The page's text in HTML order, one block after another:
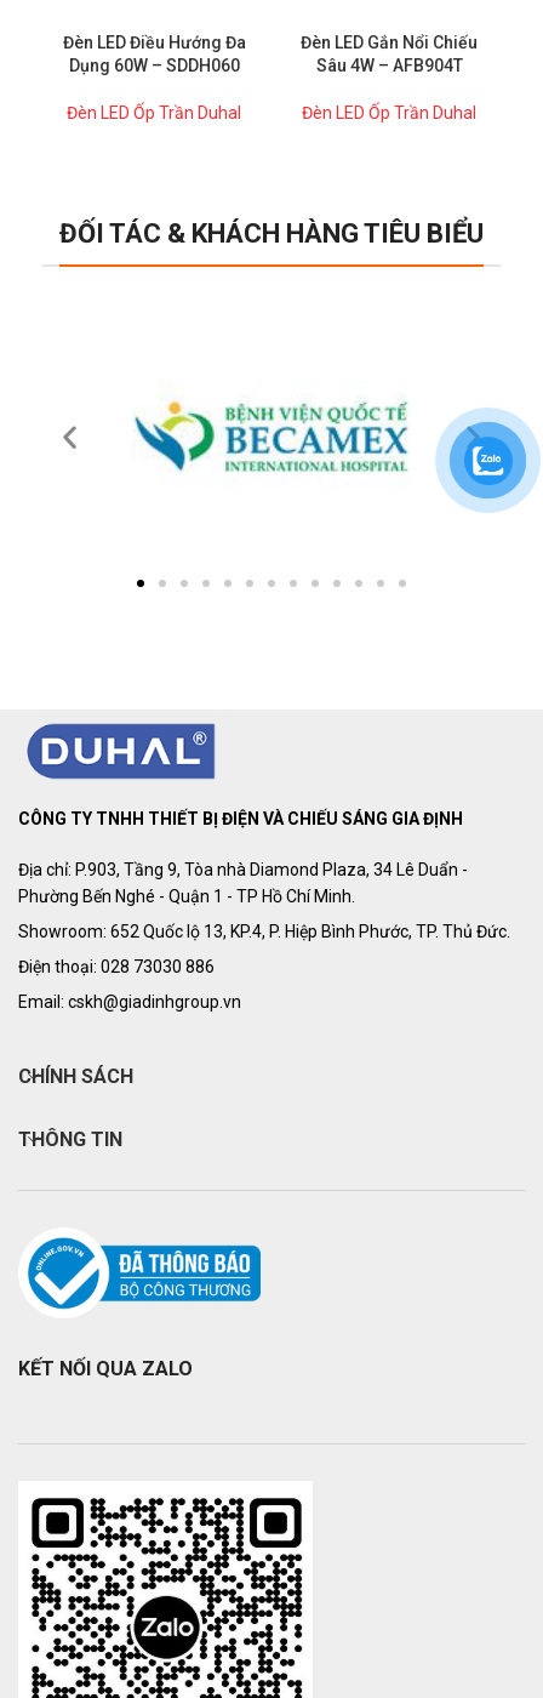
Đèn LED Điều Hướng Đa
Dụng 60W – SDDH060
Đèn LED Ốp Trần Duhal
Đèn LED Gắn Nổi Chiếu
Sâu 4W – AFB904T
Đèn LED Ốp Trần Duhal
ĐỐI TÁC & KHÁCH HÀNG TIÊU BIỂU
CÔNG TY TNHH THIẾT BỊ ĐIỆN VÀ CHIẾU SÁNG GIA ĐỊNH
Địa chỉ: P.903, Tầng 9, Tòa nhà Diamond Plaza, 34 Lê Duẩn -
Phường Bến Nghé - Quận 1 - TP Hồ Chí Minh.
Showroom: 652 Quốc lộ 13, KP.4, P. Hiệp Bình Phước, TP. Thủ Đức.
Điện thoại: 028 73030 886
Email: cskh@giadinhgroup.vn
CHÍNH SÁCH
THÔNG TIN
KẾT NỐI QUA ZALO